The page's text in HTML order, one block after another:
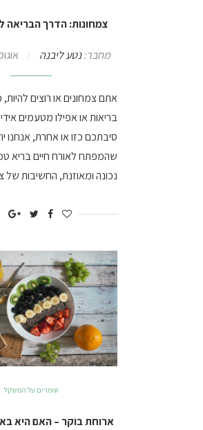
צמחונות: הדרך הבריאה
מחבר:נטע ליבנה אוגוסט
אתם צמחונים או רוצים
בריאות או אפילו מטעמים
סיבתכם כזו או אחרת, אנחנו
שהמפתח לאורח חיים בריא
נכונה ומאוזנת, החשיבות
שומרים על המשקל
ארוחת בוקר – האם היא